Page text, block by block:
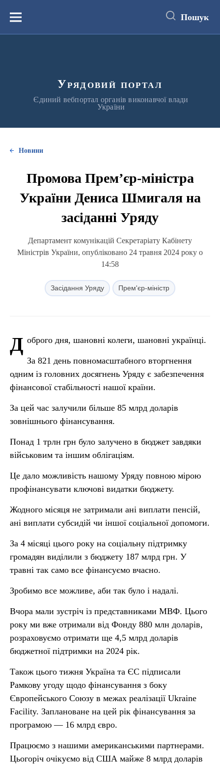
вмістуМеню Пошук
Урядовий портал
Єдиний вебпортал органів виконавчої влади
України
Новини
Промова Прем’єр-міністра
України Дениса Шмигаля на
засіданні Уряду
Департамент комунікацій Секретаріату Кабінету
Міністрів України, опубліковано 24 травня 2024 року о
14:58
Засідання Уряду Прем'єр-міністр
Д оброго дня, шановні колеги, шановні українці.
За 821 день повномасштабного вторгнення
одним із головних досягнень Уряду є забезпечення
фінансової стабільності нашої країни.
За цей час залучили більше 85 млрд доларів
зовнішнього фінансування.
Понад 1 трлн грн було залучено в бюджет завдяки
військовим та іншим облігаціям.
Це дало можливість нашому Уряду повною мірою
профінансувати ключові видатки бюджету.
Жодного місяця не затримали ані виплати пенсій,
ані виплати субсидій чи іншої соціальної допомоги.
За 4 місяці цього року на соціальну підтримку
громадян виділили з бюджету 187 млрд грн. У
травні так само все фінансуємо вчасно.
Зробимо все можливе, аби так було і надалі.
Вчора мали зустріч із представниками МВФ. Цього
року ми вже отримали від Фонду 880 млн доларів,
розраховуємо отримати ще 4,5 млрд доларів
бюджетної підтримки на 2024 рік.
Також цього тижня Україна та ЄС підписали
Рамкову угоду щодо фінансування з боку
Європейського Союзу в межах реалізації Ukraine
Facility. Заплановане на цей рік фінансування за
програмою — 16 млрд євро.
Працюємо з нашими американськими партнерами.
Цьогоріч очікуємо від США майже 8 млрд доларів